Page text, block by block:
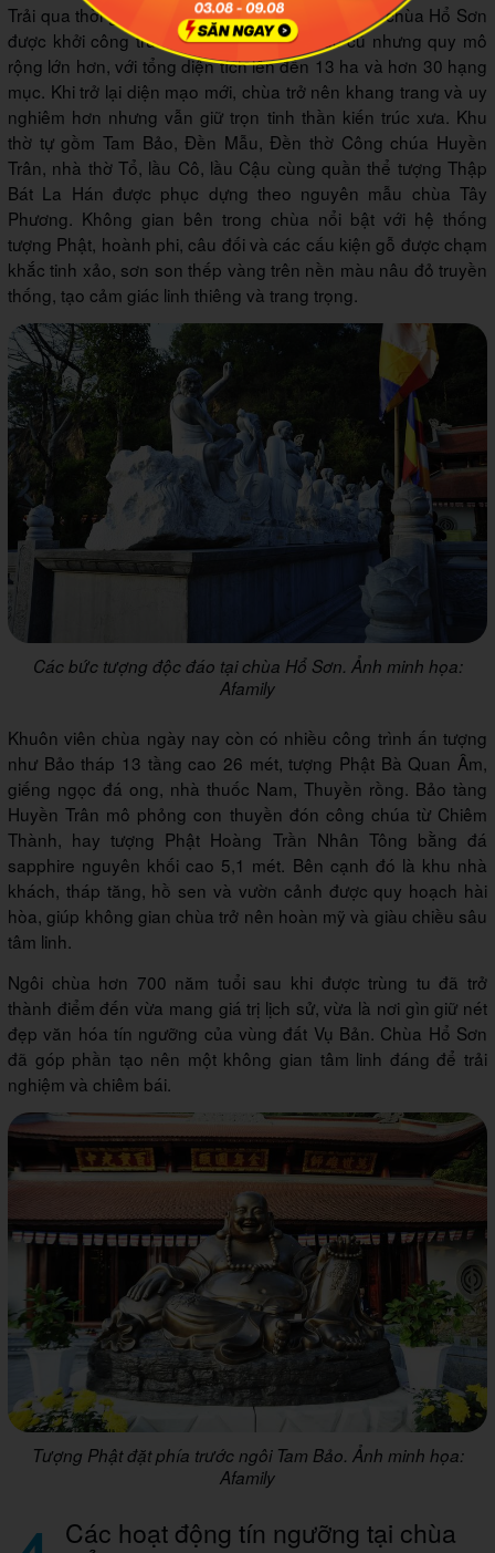
Trải qua thời gian dài xuống cấp, đầu năm 2021 chùa Hổ Sơn
được khởi công trùng tu trên nền kiến trúc cũ nhưng quy mô
rộng lớn hơn, với tổng diện tích lên đến 13 ha và hơn 30 hạng
mục. Khi trở lại diện mạo mới, chùa trở nên khang trang và uy
nghiêm hơn nhưng vẫn giữ trọn tinh thần kiến trúc xưa. Khu
thờ tự gồm Tam Bảo, Đền Mẫu, Đền thờ Công chúa Huyền
Trân, nhà thờ Tổ, lầu Cô, lầu Cậu cùng quần thể tượng Thập
Bát La Hán được phục dựng theo nguyên mẫu chùa Tây
Phương. Không gian bên trong chùa nổi bật với hệ thống
tượng Phật, hoành phi, câu đối và các cấu kiện gỗ được chạm
khắc tinh xảo, sơn son thếp vàng trên nền màu nâu đỏ truyền
thống, tạo cảm giác linh thiêng và trang trọng.
Các bức tượng độc đáo tại chùa Hổ Sơn. Ảnh minh họa:
Afamily
Khuôn viên chùa ngày nay còn có nhiều công trình ấn tượng
như Bảo tháp 13 tầng cao 26 mét, tượng Phật Bà Quan Âm,
giếng ngọc đá ong, nhà thuốc Nam, Thuyền rồng. Bảo tàng
Huyền Trân mô phỏng con thuyền đón công chúa từ Chiêm
Thành, hay tượng Phật Hoàng Trần Nhân Tông bằng đá
sapphire nguyên khối cao 5,1 mét. Bên cạnh đó là khu nhà
khách, tháp tăng, hồ sen và vườn cảnh được quy hoạch hài
hòa, giúp không gian chùa trở nên hoàn mỹ và giàu chiều sâu
tâm linh.
Ngôi chùa hơn 700 năm tuổi sau khi được trùng tu đã trở
thành điểm đến vừa mang giá trị lịch sử, vừa là nơi gìn giữ nét
đẹp văn hóa tín ngưỡng của vùng đất Vụ Bản. Chùa Hổ Sơn
đã góp phần tạo nên một không gian tâm linh đáng để trải
nghiệm và chiêm bái.
Tượng Phật đặt phía trước ngôi Tam Bảo. Ảnh minh họa:
Afamily
Các hoạt động tín ngưỡng tại chùa